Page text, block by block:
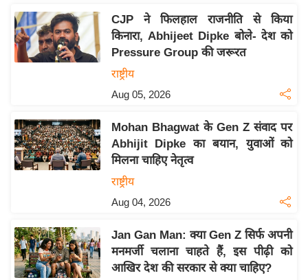
ज
ग
त
वि
ज्ञ
रा
य
खे
ल
क्रि
CJP ने फिलहाल राजनीति से किया
किनारा, Abhijeet Dipke बोले- देश को
Pressure Group की जरूरत
राष्ट्रीय
Aug 05, 2026
Mohan Bhagwat के Gen Z संवाद पर
Abhijit Dipke का बयान, युवाओं को
मिलना चाहिए नेतृत्व
राष्ट्रीय
Aug 04, 2026
Jan Gan Man: क्या Gen Z सिर्फ अपनी
मनमर्जी चलाना चाहते हैं, इस पीढ़ी को
आखिर देश की सरकार से क्या चाहिए?